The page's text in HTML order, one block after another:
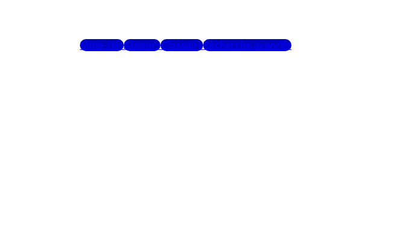
Mots-clésAuteursGlossaireRecherche avancée